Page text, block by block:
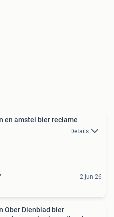
en amstel bier reclame
Details
2 jun 26
Ober Dienblad bier